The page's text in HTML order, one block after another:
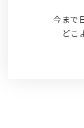
今まで
どこ